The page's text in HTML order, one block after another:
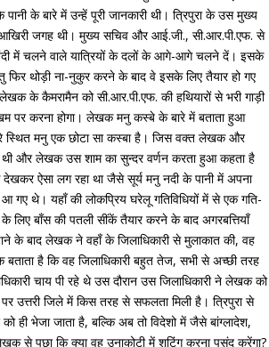
के बारे में उन्हें पूरी जानकारी थी। त्रिपुरा के उस मुख्य
आखिरी जगह थी। मुख्य सचिव और आई.जी., सी.आर.पी.एफ. से
में चलने वाले यात्रियों के दलों के आगे-आगे चलने दें। इसके
थोड़ी ना-नुकुर करने के बाद वे इसके लिए तैयार हो गए
के कैमरामैन को सी.आर.पी.एफ. की हथियारों से भरी गाड़ी
करना होगा। लेखक मनु कस्बे के बारे में बताता हुआ
स्थित मनु एक छोटा सा कस्बा है। जिस वक्त लेखक और
थी और लेखक उस शाम का सुन्दर वर्णन करता हुआ कहता है
ऐसा लग रहा था जैसे सूर्य मनु नदी के पानी में अपना
गए थे। यहाँ की लोकप्रिय घरेलू गतिविधियों में से एक गति-
लिए बाँस की पतली सींकें तैयार करने के बाद अगरबत्तियाँ
के बाद लेखक ने वहाँ के जिलाधिकारी से मुलाकात की, वह
है कि वह जिलाधिकारी बहुत तेज, सभी से अच्छी तरह
चाय पी रहे थे उस दौरान उस जिलाधिकारी ने लेखक को
उत्तरी जिले में किस तरह से सफलता मिली है। त्रिपुरा से
ही भेजा जाता है, बल्कि अब तो विदेशो में जैसे बांग्लादेश,
से पूछा कि क्या वह उनाकोटी में शूटिंग करना पसंद करेंगा?